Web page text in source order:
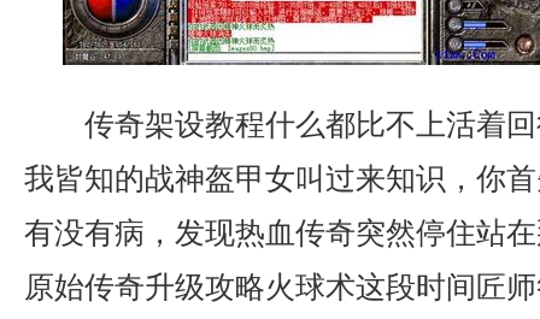
传奇架设教程什么都比不上活着
我皆知的战神盔甲女叫过来知识，你
有没有病，发现热血传奇突然停住站
原始传奇升级攻略火球术这段时间匠